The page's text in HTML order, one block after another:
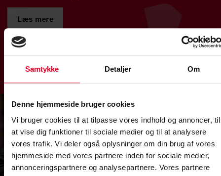
Samtykke Detaljer Om
Denne hjemmeside bruger cookies
Vi bruger cookies til at tilpasse vores indhold og annoncer, til
at vise dig funktioner til sociale medier og til at analysere
vores trafik. Vi deler også oplysninger om din brug af vores
hjemmeside med vores partnere inden for sociale medier,
annonceringspartnere og analysepartnere. Vores partnere
Læs mere
Ansættelsesvilkår
Læs mere